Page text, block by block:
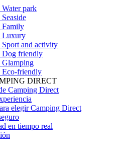
park
Family
Luxury
and activity
Dog friendly
Glamping
Eco-friendly
DIRECT
Camping Direct
elegir Camping Direct
en tiempo real